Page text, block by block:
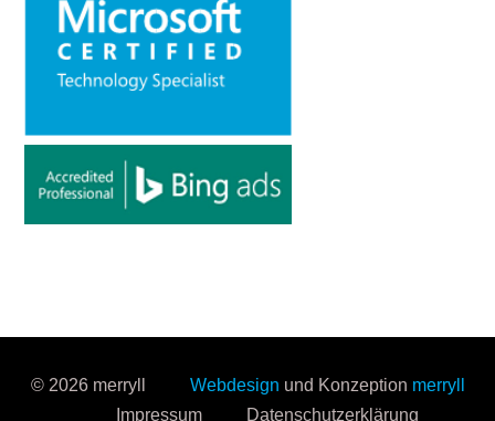
© 2026 merryll Webdesign und Konzeption merryll
Impressum
Datenschutzerklärung